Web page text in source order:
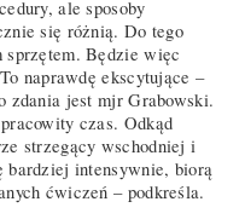
ale sposoby
się różnią. Do tego
sprzętem. Będzie więc
naprawdę ekscytujące –
zdania jest mjr Grabowski.
czas. Odkąd
strzegący wschodniej i
bardziej intensywnie, biorą
ćwiczeń – podkreśla.